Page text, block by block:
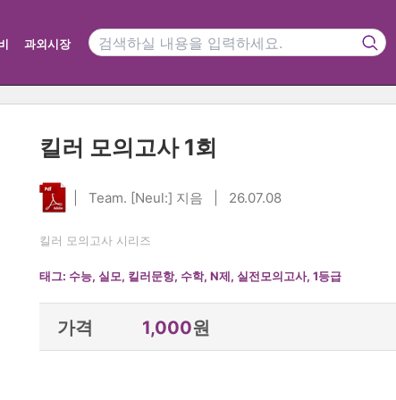
과외시장
킬러 모의고사 1회
| Team. [Neul:] 지음 | 26.07.08
킬러 모의고사 시리즈
태그: 수능, 실모, 킬러문항, 수학, N제, 실전모의고사, 1등급
가격 1,000원